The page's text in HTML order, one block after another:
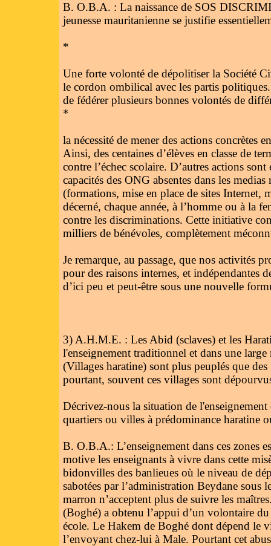
B. O.B.A. : La naissance de SOS
jeunesse mauritanienne se justifie
*
Une forte volonté de dépolitiser la Société
le cordon ombilical avec les partis
de fédérer plusieurs bonnes volontés de
*
la nécessité de mener des actions
Ainsi, des centaines d’élèves en classe de
contre l’échec scolaire. D’autres actions
capacités des ONG absentes dans les
(formations, mise en place de sites Internet,
décerné, chaque année, à l’homme ou à la
contre les discriminations. Cette initiative
milliers de bénévoles, complètement
Je remarque, au passage, que nos activités
pour des raisons internes, et indépendantes
d’ici peu et peut-être sous une nouvelle
3) A.H.M.E. : Les Abid (sclaves) et les
l'enseignement traditionnel et dans une
(Villages haratine) sont plus peuplés que
pourtant, souvent ces villages sont
Décrivez-nous la situation de
quartiers ou villes à prédominance haratine
B. O.B.A.: L’enseignement dans ces zones
motive les enseignants à vivre dans cette
bidonvilles des banlieues où le niveau de
sabotées par l’administration Beydane sous
marron n’acceptent plus de suivre les
(Boghé) a obtenu l’appui d’un volontaire
école. Le Hakem de Boghé dont dépend le
l’envoyant chez-lui à Male. Pourtant cet